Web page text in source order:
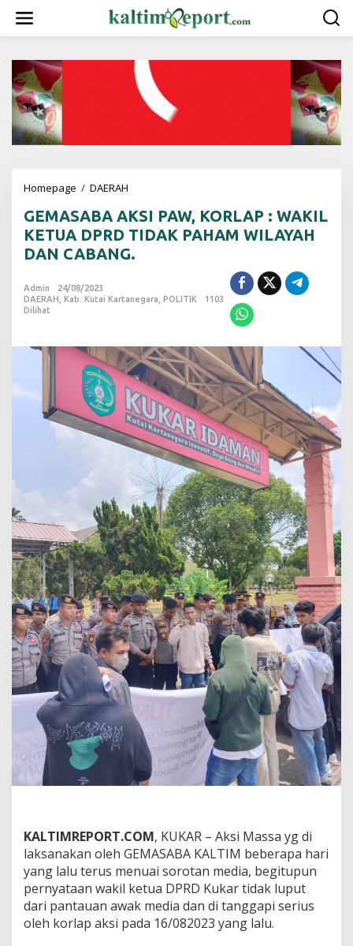
w
Homepage / DAERAH
M
A
S
A
A
I
P
A
W
,
K
O
R
A
P
W
A
K
I
L
K
E
T
U
A
D
R
D
T
A
K
P
M
W
I
L
A
Y
A
GEMASABA AKSI PAW, KORLAP : WAKIL
KETUA DPRD TIDAK PAHAM WILAYAH
DAN CABANG.
Admin
24/08/2023
DAERAH Kab. Kutai Kartanegara POLITIK
1103
Dilihat
KALTIMREPORT.COM, KUKAR – Aksi Massa yg di
laksanakan oleh GEMASABA KALTIM beberapa hari
yang lalu terus menuai sorotan media, begitupun
pernyataan wakil ketua DPRD Kukar tidak luput
dari pantauan awak media dan di tanggapi serius
oleh korlap aksi pada 16/082023 yang lalu.